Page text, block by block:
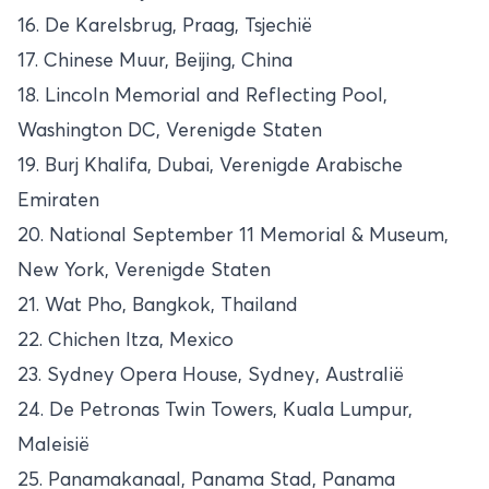
16. De Karelsbrug, Praag, Tsjechië
17. Chinese Muur, Beijing, China
18. Lincoln Memorial and Reflecting Pool,
Washington DC, Verenigde Staten
19. Burj Khalifa, Dubai, Verenigde Arabische
Emiraten
20. National September 11 Memorial & Museum,
New York, Verenigde Staten
21. Wat Pho, Bangkok, Thailand
22. Chichen Itza, Mexico
23. Sydney Opera House, Sydney, Australië
24. De Petronas Twin Towers, Kuala Lumpur,
Maleisië
25. Panamakanaal, Panama Stad, Panama